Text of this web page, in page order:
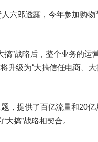
郎透露，今年参加购物
”战略后，整个业务的运
升级为“大搞信任电商、
，提供了百亿流量和20亿
大搞”战略相契合。